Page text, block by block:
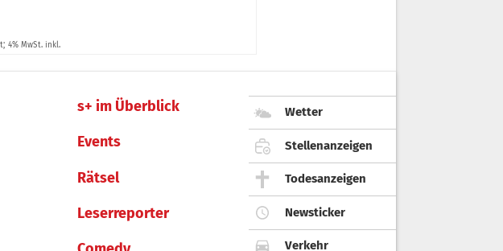
s+ im Überblick
Events
Rätsel
Leserreporter
Wetter
Stellenanzeigen
Todesanzeigen
Newsticker
Verkehr